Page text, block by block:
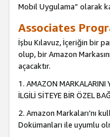
Mobil Uygulama” olarak
Associates
İşbu Kılavuz, İçeriğin bir
olup, bir Amazon
açacaktır.
1. AMAZON MARKALARINI
İLGİLİ SİTEYE BİR ÖZEL
2. Amazon Markaları’nı
Dokümanları ile uyumlu